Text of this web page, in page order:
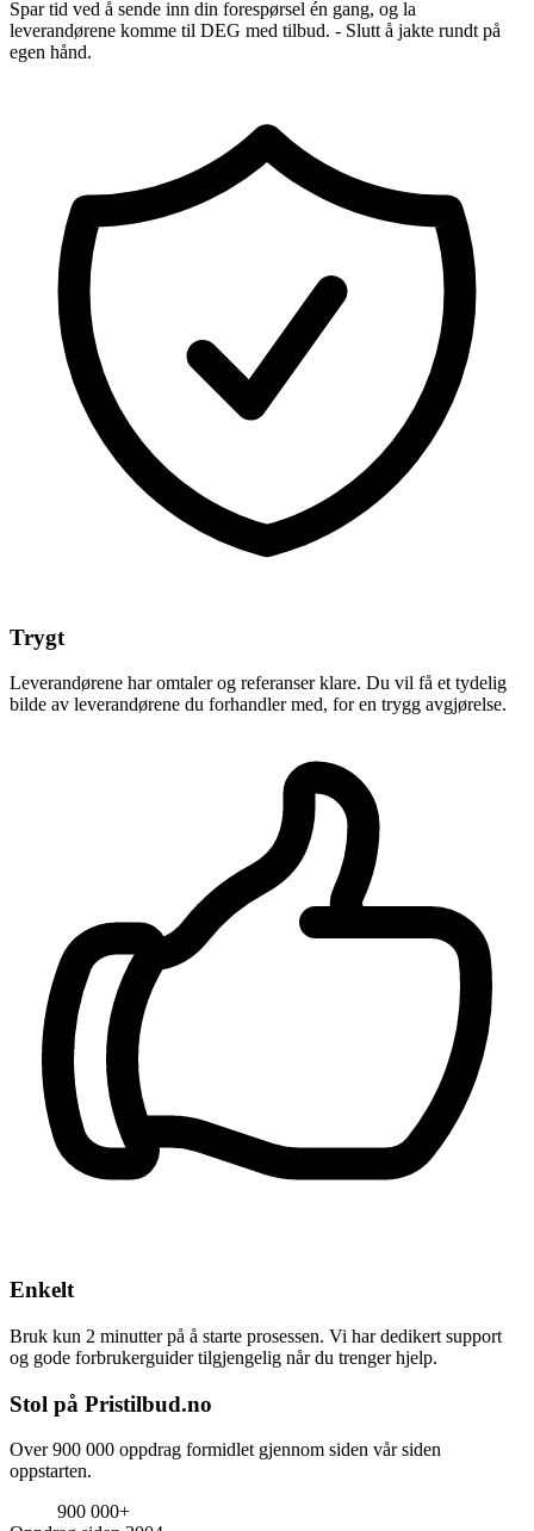
Spar tid ved å sende inn din forespørsel én gang, og la
leverandørene komme til DEG med tilbud. - Slutt å jakte rundt på
egen hånd.
Trygt
Leverandørene har omtaler og referanser klare. Du vil få et tydelig
bilde av leverandørene du forhandler med, for en trygg avgjørelse.
Enkelt
Bruk kun 2 minutter på å starte prosessen. Vi har dedikert support
og gode forbrukerguider tilgjengelig når du trenger hjelp.
Stol på Pristilbud.no
Over 900 000 oppdrag formidlet gjennom siden vår siden
oppstarten.
900 000+